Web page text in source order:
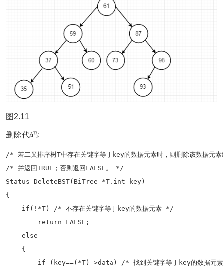
图2.11
删除代码:
/* 若二叉排序树T中存在关键字等于key的数据元素时，则删除该数据
/* 并返回TRUE；否则返回FALSE。 */
Status DeleteBST(BiTree *T,int key)
{
    if(!*T) /* 不存在关键字等于key的数据元素 */
        return FALSE;
    else
    {
if (key==(*T)->data) /* 找到关键字等于key的数据元